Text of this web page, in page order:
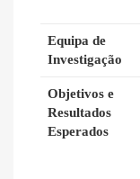
Equipa de
Investigação
Objetivos e
Resultados
Esperados